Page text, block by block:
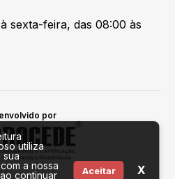
sexta-feira, das 08:00 às
por
utiliza
sua
a nossa
continuar
Aceitar X